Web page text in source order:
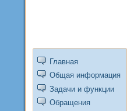
Главная
Общая информация
Задачи и функции
Обращения